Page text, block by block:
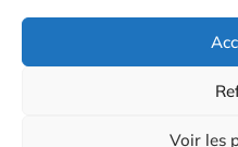
Voir les
© 2026